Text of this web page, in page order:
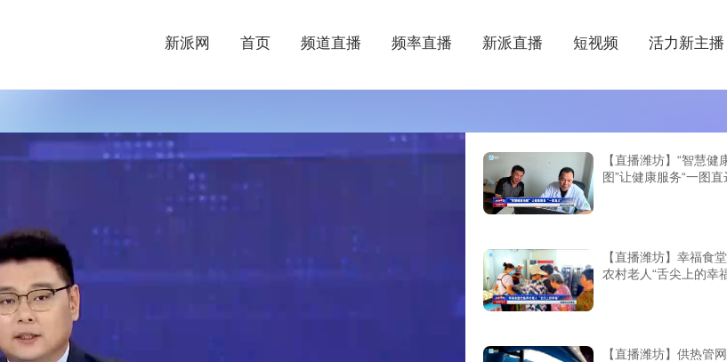
新派网 首页 频道直播 频率直播 新派直播 短视频 活力新主播
【直播潍坊】“智慧健
图”让健康服务“一图直
【直播潍坊】幸福食
农村老人“舌尖上的幸
【直播潍坊】供热管